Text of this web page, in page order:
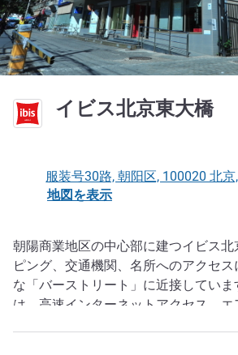
イビス北京東大橋
服装号30路, 朝阳区, 100020 北京
地図を表示
説明
朝陽商業地区の中心部に建つイビス
ピング、交通機関、名所へのアクセ
な「バーストリート」に近接してい
は、高速インターネットアクセス、エ